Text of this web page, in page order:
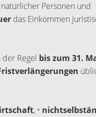
Personen und
das Einkommen
Regel bis zum 31.
, •